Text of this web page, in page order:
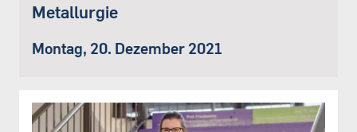
Metallurgie
Montag, 20. Dezember 2021